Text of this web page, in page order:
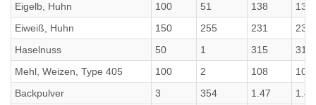
Eigelb, Huhn
100 51 138
138
Eiweiß, Huhn
150 255 231
231
Haselnuss
50 1 315
315
Mehl, Weizen, Type 405
100 2 108
108
Backpulver
3 354 1.47
1.47